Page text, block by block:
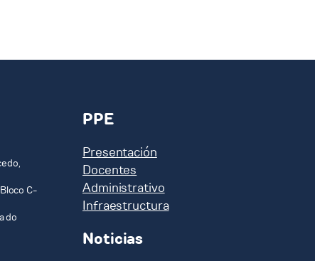
C-
do
PPE
Presentación
Docentes
Administrativo
Infraestructura
Noticias